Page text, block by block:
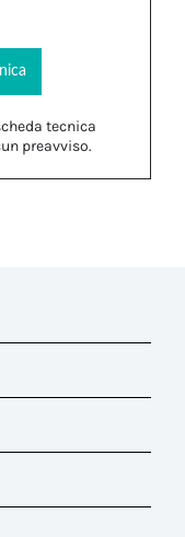
tecnica
preavviso.